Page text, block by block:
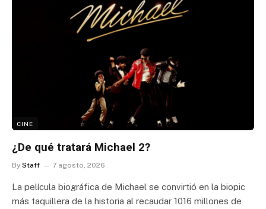
CINE
¿De qué tratará Michael 2?
By Staff 7 agosto, 2026
La película biográfica de Michael se convirtió en la biopic
más taquillera de la historia al recaudar 1016 millones de